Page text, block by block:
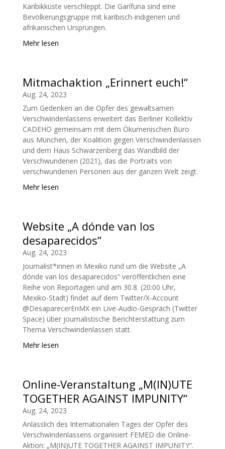
Karibikküste verschleppt. Die Garífuna sind eine
Bevölkerungsgruppe mit karibisch-indigenen und
afrikanischen Ursprüngen.
Mehr lesen
Mitmachaktion „Erinnert euch!“
Aug. 24, 2023
Zum Gedenken an die Opfer des gewaltsamen
Verschwindenlassens erweitert das Berliner Kollektiv
CADEHO gemeinsam mit dem Ökumenischen Büro
aus München, der Koalition gegen Verschwindenlassen
und dem Haus Schwarzenberg das Wandbild der
Verschwundenen (2021), das die Portraits von
verschwundenen Personen aus der ganzen Welt zeigt.
Mehr lesen
Website „A dónde van los
desaparecidos“
Aug. 24, 2023
Journalist*innen in Mexiko rund um die Website „A
dónde van los desaparecidos“ veröffentlichen eine
Reihe von Reportagen und am 30.8. (20:00 Uhr,
Mexiko-Stadt) findet auf dem Twitter/X-Account
@DesaparecerEnMX ein Live-Audio-Gespräch (Twitter
Space) über journalistische Berichterstattung zum
Thema Verschwindenlassen statt.
Mehr lesen
Online-Veranstaltung „M(IN)UTE
TOGETHER AGAINST IMPUNITY“
Aug. 24, 2023
Anlässlich des Internationalen Tages der Opfer des
Verschwindenlassens organisiert FEMED die Online-
Aktion: „M(IN)UTE TOGETHER AGAINST IMPUNITY“.